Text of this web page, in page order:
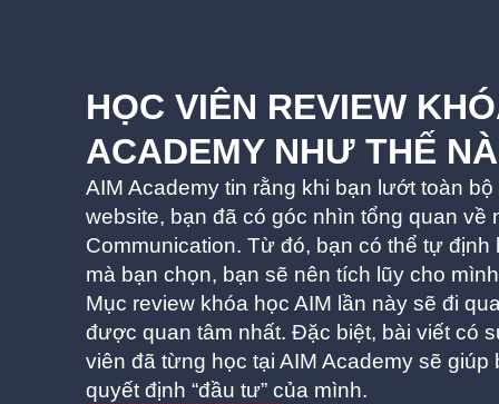
HỌC VIÊN REVIEW
ACADEMY NHƯ THẾ
AIM Academy tin rằng khi bạn lướt toàn
website, bạn đã có góc nhìn tổng quan về
Communication. Từ đó, bạn có thể tự
mà bạn chọn, bạn sẽ nên tích lũy cho
Mục review khóa học AIM lần này sẽ đi
được quan tâm nhất. Đặc biệt, bài viết có
viên đã từng học tại AIM Academy sẽ giúp
quyết định “đầu tư” của mình.